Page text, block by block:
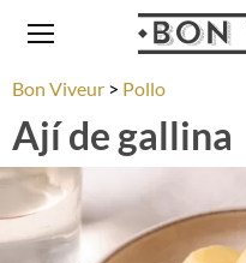
Bon Viveur Pollo
Ají de gallina